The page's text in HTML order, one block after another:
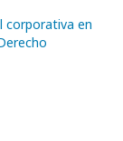
corporativa en